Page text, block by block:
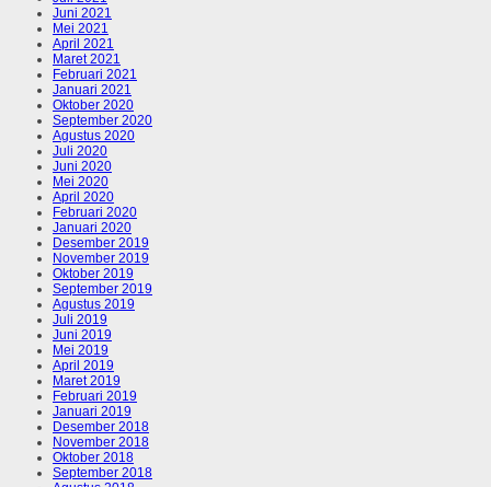
Juni 2021
Mei 2021
April 2021
Maret 2021
Februari 2021
Januari 2021
Oktober 2020
September 2020
Agustus 2020
Juli 2020
Juni 2020
Mei 2020
April 2020
Februari 2020
Januari 2020
Desember 2019
November 2019
Oktober 2019
September 2019
Agustus 2019
Juli 2019
Juni 2019
Mei 2019
April 2019
Maret 2019
Februari 2019
Januari 2019
Desember 2018
November 2018
Oktober 2018
September 2018